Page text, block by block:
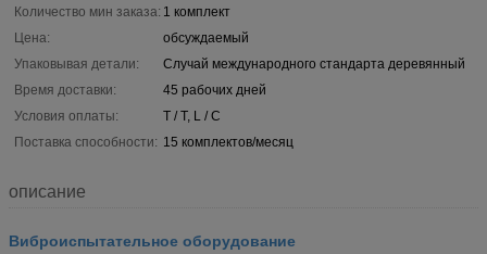
Количество мин заказа: 1 комплект
Цена:
обсуждаемый
Упаковывая детали:
Случай международного стандарта деревянный
Время доставки:
45 рабочих дней
Условия оплаты:
T / T, L / C
Поставка способности: 15 комплектов/месяц
описание
Виброиспытательное оборудование